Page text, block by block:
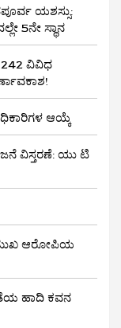
ಯಶಸ್ಸು:
5ನೇ ಸ್ಥಾನ
242 ವಿವಿಧ
ಆಯ್ಕೆ
ವಿಸ್ತರಣೆ: ಯು ಟಿ
ಆರೋಪಿಯ
ಹಾದಿ ಕವನ